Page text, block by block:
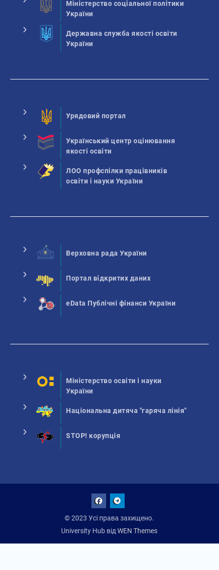
Міністерство соціальної політики
України
Державна служба якості освіти
України
Урядовий портал
Український центр оцінювання
якості освіти
ЛОО профспілки працівників
освіти і науки України
Верховна рада України
Портал відкритих даних
eData Публічні фінанси України
Міністерство освіти і науки
України
Національна дитяча "гаряча лінія"
STOP! корупція
© 2023 Усі права захищено.
University Hub відWEN Themes